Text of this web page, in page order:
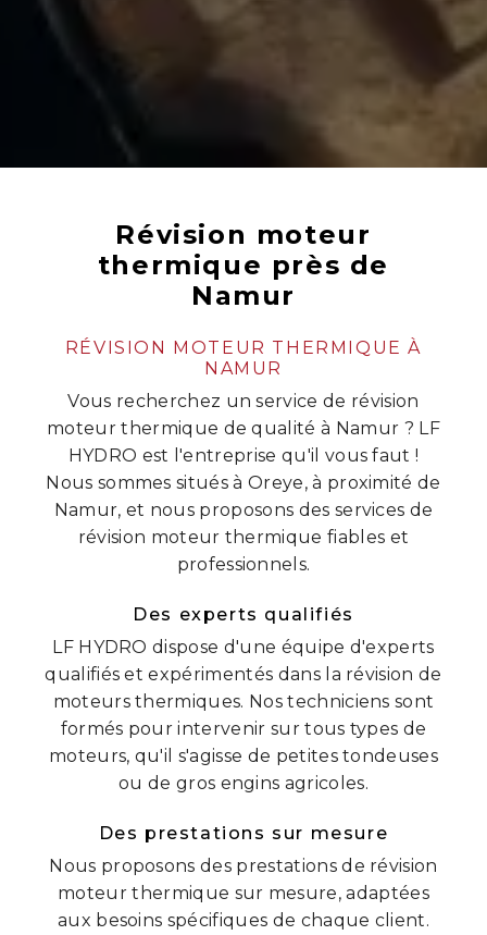
Révision moteur
thermique près de
Namur
RÉVISION MOTEUR THERMIQUE À
NAMUR
Vous recherchez un service de révision
moteur thermique de qualité à Namur ? LF
HYDRO est l'entreprise qu'il vous faut !
Nous sommes situés à Oreye, à proximité de
Namur, et nous proposons des services de
révision moteur thermique fiables et
professionnels.
Des experts qualifiés
LF HYDRO dispose d'une équipe d'experts
qualifiés et expérimentés dans la révision de
moteurs thermiques. Nos techniciens sont
formés pour intervenir sur tous types de
moteurs, qu'il s'agisse de petites tondeuses
ou de gros engins agricoles.
Des prestations sur mesure
Nous proposons des prestations de révision
moteur thermique sur mesure, adaptées
aux besoins spécifiques de chaque client.